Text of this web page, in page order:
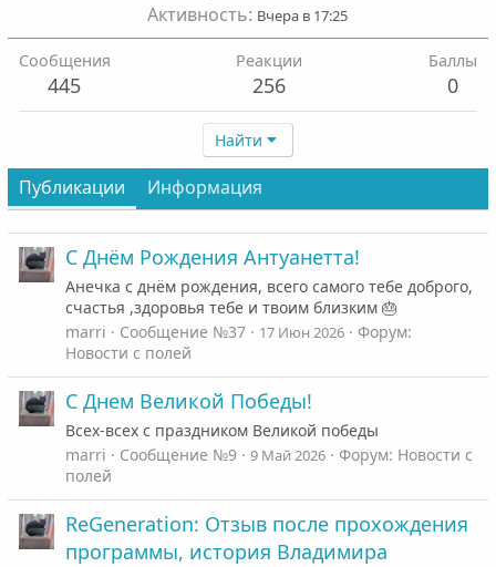
Активность Вчера в 17:25
Сообщения
445
Реакции
256
Баллы
0
Найти
Публикации Информация
С Днём Рождения Антуанетта!
Анечка с днём рождения, всего самого тебе доброго,
счастья ,здоровья тебе и твоим близким 🎂
marri
Сообщение №37 17 Июн 2026
Форум:
Новости с полей
С Днем Великой Победы!
Всех-всех с праздником Великой победы
marri
Сообщение №9 9 Май 2026 Форум: Новости с
полей
ReGeneration: Отзыв после прохождения
программы, история Владимира